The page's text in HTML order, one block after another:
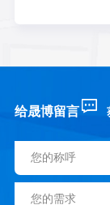
给晟博留言